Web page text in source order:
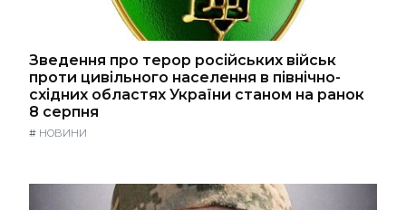
Зведення про терор російських військ
проти цивільного населення в північно-
східних областях України станом на ранок
8 серпня
# НОВИНИ